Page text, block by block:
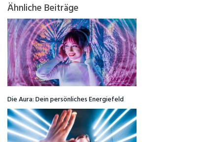
Ähnliche Beiträge
Die Aura: Dein persönliches Energiefeld